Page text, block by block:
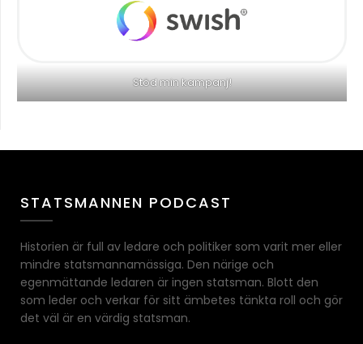
Stöd min kampanj!
STATSMANNEN PODCAST
Historien är full av ledare och politiker som varit mer eller
mindre statsmannamässiga. Den närige och
egenmättande ledaren är ingen statsman. Blott den
som leder och verkar för sitt ämbetes tänkta roll och gör
det väl är en värdig statsman.